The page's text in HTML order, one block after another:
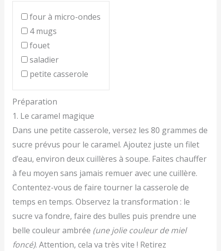
four à micro-ondes
4 mugs
fouet
saladier
petite casserole
Préparation
1. Le caramel magique
Dans une petite casserole, versez les 80 grammes de
sucre prévus pour le caramel. Ajoutez juste un filet
d’eau, environ deux cuillères à soupe. Faites chauffer
à feu moyen sans jamais remuer avec une cuillère.
Contentez-vous de faire tourner la casserole de
temps en temps. Observez la transformation : le
sucre va fondre, faire des bulles puis prendre une
belle couleur ambrée (une jolie couleur de miel
foncé). Attention, cela va très vite ! Retirez